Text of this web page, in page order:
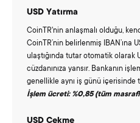
USD Yatırma
CoinTR'nin anlaşmalı olduğu,
CoinTR’nin belirlenmiş IBAN’ına
ulaştığında tutar otomatik olarak
cüzdanınıza yansır. Bankanın
genellikle aynı iş günü içerisinde
İşlem ücreti: %0,85 (tüm